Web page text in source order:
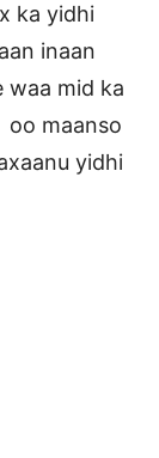
ka yidhi
inaan
waa mid ka
oo maanso
yidhi